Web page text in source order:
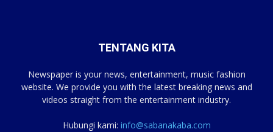
TENTANG KITA
Newspaper is your news, entertainment, music fashion
website. We provide you with the latest breaking news and
videos straight from the entertainment industry.
Hubungi kami: info@sabanakaba.com